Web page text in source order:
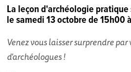
La leçon d'archéologie
le samedi 13 octobre de 15h00
Venez vous laisser surprendre
d'archéologues !